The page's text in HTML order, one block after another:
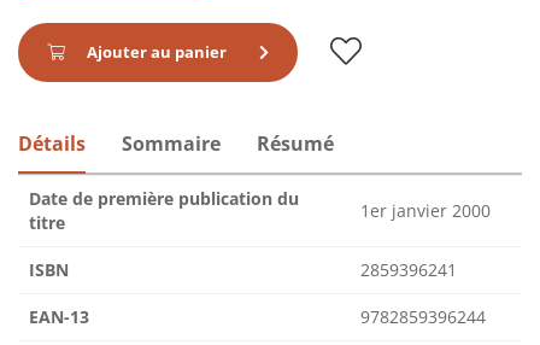
Ajouter au panier
Détails Sommaire Résumé
Date de première publication du
titre
1er janvier 2000
ISBN 2859396241
EAN-13 9782859396244